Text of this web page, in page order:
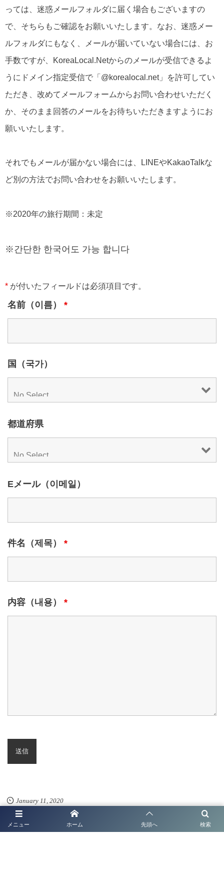
っては、迷惑メールフォルダに届く場合もございますの
で、そちらもご確認をお願いいたします。なお、迷惑メー
ルフォルダにもなく、メールが届いていない場合には、お
手数ですが、KoreaLocal.Netからのメールが受信できるよ
うにドメイン指定受信で「@korealocal.net」を許可してい
ただき、改めてメールフォームからお問い合わせいただく
か、そのまま回答のメールをお待ちいただきますようにお
願いいたします。
それでもメールが届かない場合には、LINEやKakaoTalkな
ど別の方法でお問い合わせをお願いいたします。
※2020年の旅行期間：未定
※간단한 한국어도 가능 합니다
* が付いたフィールドは必須項目です。
名前（이름） *
国（국가）
都道府県
Eメール（이메일）
件名（제목） *
内容（내용） *
January 11 2020
メニュー 検索
ホーム 先頭へ